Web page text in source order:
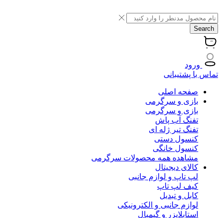
Search
ورود
تماس با پشتیبانی
صفحه اصلی
بازی و سرگرمی
بازی و سرگرمی
تفنگ آب پاش
تفنگ تیر ژله ای
کنسول دستی
کنسول خانگی
مشاهده همه محصولات سرگرمی
کالای دیجیتال
لپ تاپ و لوازم جانبی
کیف لپ تاپ
کابل و تبدیل
لوازم جانبی و الکترونیکی
استابلایزر و گیمبال